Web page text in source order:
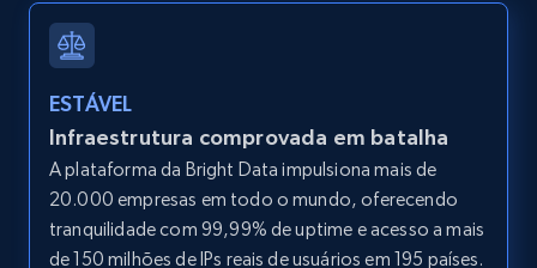
more.
13.3K+
Google Maps full information - Discover
new records by Customer ID
ESTÁVEL
Infraestrutura comprovada em batalha
A plataforma da Bright Data impulsiona mais de
20.000 empresas em todo o mundo, oferecendo
tranquilidade com 99,99% de uptime e acesso a mais
de 150 milhões de IPs reais de usuários em 195 países.